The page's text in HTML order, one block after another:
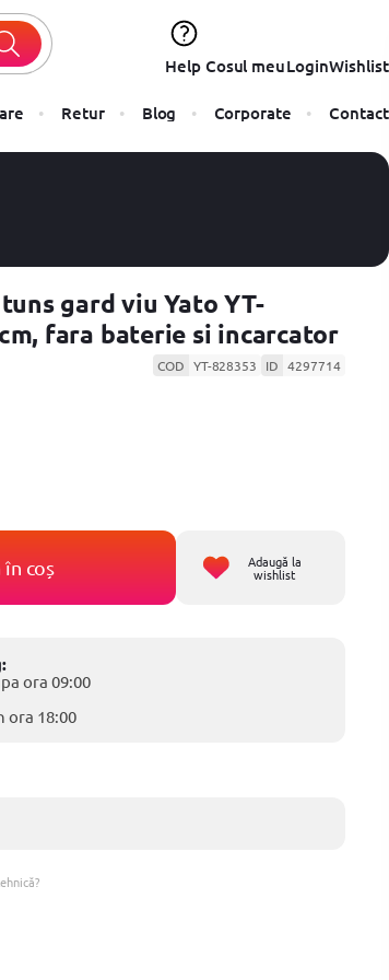
Help Cosul meuLoginWishlist
Retur Blog Corporate Contact
gard viu Yato YT-
fara baterie si incarcator
COD YT-828353 ID 4297714
în coș Adaugă la
wishlist
ora 09:00
ora 18:00